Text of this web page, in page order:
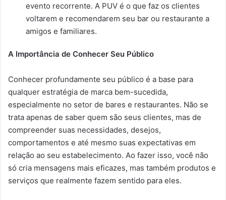
evento recorrente. A PUV é o que faz os clientes
voltarem e recomendarem seu bar ou restaurante a
amigos e familiares.
A Importância de Conhecer Seu Público
Conhecer profundamente seu público é a base para
qualquer estratégia de marca bem-sucedida,
especialmente no setor de bares e restaurantes. Não se
trata apenas de saber quem são seus clientes, mas de
compreender suas necessidades, desejos,
comportamentos e até mesmo suas expectativas em
relação ao seu estabelecimento. Ao fazer isso, você não
só cria mensagens mais eficazes, mas também produtos e
serviços que realmente fazem sentido para eles.